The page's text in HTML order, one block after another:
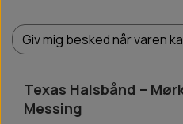
Giv mig besked når varen
Texas Halsbånd –
Messing